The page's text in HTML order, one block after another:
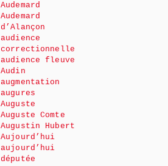
Audemard
Audemard
d’Alançon
audience
correctionnelle
audience fleuve
Audin
augmentation
augures
Auguste
Auguste Comte
Augustin Hubert
Aujourd’hui
aujourd’hui
députée